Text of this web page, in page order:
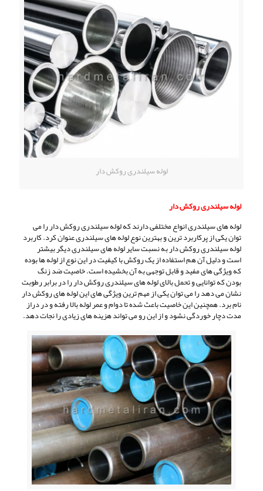
لوله سیلندری روکش دار
لوله سیلندری روکش دار
لوله های سیلندری انواع مختلفی دارند که لوله سیلندری روکش دار را می
توان یکی از پرکاربرد ترین و بهترین نوع لوله های سیلندری عنوان کرد. کاربرد
لوله سیلندری روکش دار به نسبت سایر لوله های سیلندری دیگر بیشتر
است و دلیل آن هم استفاده از یک روکش با کیفیت در این نوع از لوله ها بوده
که ویژگی های مفید و قابل توجهی به آن بخشیده است. خاصیت ضد زنگ
بودن که توانایی و تحمل بالای لوله های سیلندری روکش دار را در برابر رطوبت
نشان می دهد را می توان یکی از مهم ترین ویژگی های این لوله های روکش دار
نام برد. همچنین این خاصیت باعث شده تا دوام و عمر لوله بالا رفته و در دراز
مدت دچار خوردگی نشود و از این رو می تواند هزینه های زیادی را نجات دهد.